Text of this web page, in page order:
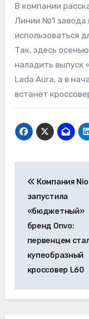
В компании
Линии №1 завода
использоваться
Так, здесь
наладить выпуск
Lada Aura, а в
встанет
по
записям
Компания Nio
запустила
«бюджетный»
бренд Onvo:
первенцем
купеобразный
кроссовер L60